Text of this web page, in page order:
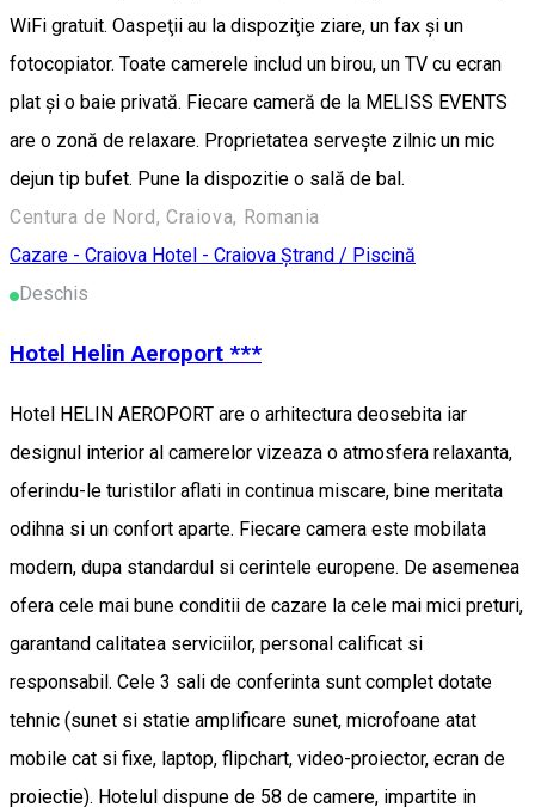
WiFi gratuit. Oaspeţii au la dispoziţie ziare, un fax şi un
fotocopiator. Toate camerele includ un birou, un TV cu ecran
plat şi o baie privată. Fiecare cameră de la MELISS EVENTS
are o zonă de relaxare. Proprietatea serveşte zilnic un mic
dejun tip bufet. Pune la dispozitie o sală de bal.
Centura de Nord, Craiova, Romania
Cazare - Craiova Hotel - Craiova Ștrand / Piscină
Deschis
Hotel Helin Aeroport ***
Hotel HELIN AEROPORT are o arhitectura deosebita iar
designul interior al camerelor vizeaza o atmosfera relaxanta,
oferindu-le turistilor aflati in continua miscare, bine meritata
odihna si un confort aparte. Fiecare camera este mobilata
modern, dupa standardul si cerintele europene. De asemenea
ofera cele mai bune conditii de cazare la cele mai mici preturi,
garantand calitatea serviciilor, personal calificat si
responsabil. Cele 3 sali de conferinta sunt complet dotate
tehnic (sunet si statie amplificare sunet, microfoane atat
mobile cat si fixe, laptop, flipchart, video-proiector, ecran de
proiectie). Hotelul dispune de 58 de camere, impartite in